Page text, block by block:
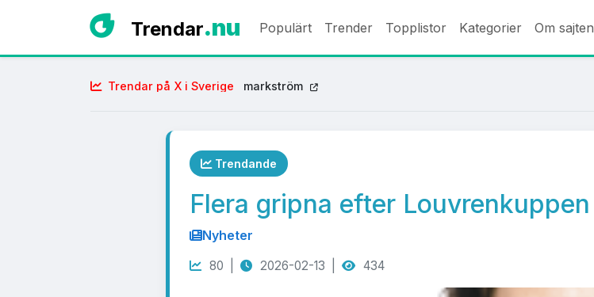
Trendar.nu Populärt Trender Topplistor Kategorier Om sajten
Trendar på X i Sverige markström
Trendande
Flera gripna efter Louvrenkuppen
Nyheter
80 | 2026-02-13 | 434